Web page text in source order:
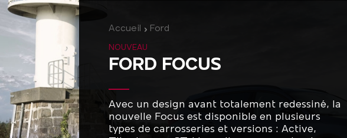
Accueil Ford
NOUVEAU
FORD FOCUS
Avec un design avant totalement redessiné, la
nouvelle Focus est disponible en plusieurs
types de carrosseries et versions : Active,